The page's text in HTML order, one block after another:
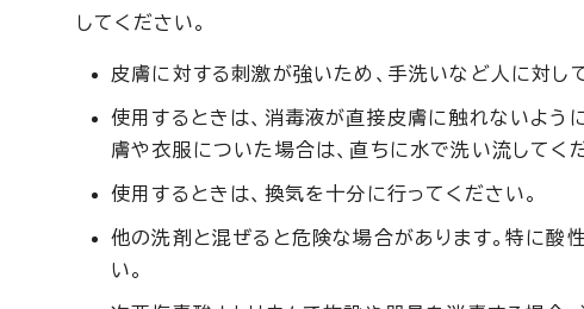
してください。
皮膚に対する刺激が強いため、手洗いなど人に対し
使用するときは、消毒液が直接皮膚に触れないよ
膚や衣服についた場合は、直ちに水で洗い流してくだ
使用するときは、換気を十分に行ってください。
他の洗剤と混ぜると危険な場合があります。特に酸
い。